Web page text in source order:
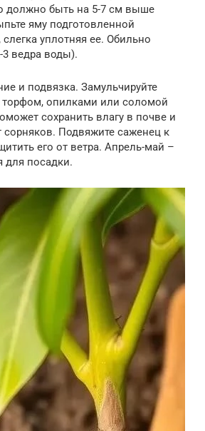
должно быть на 5-7 см выше
яму подготовленной
уплотняя ее. Обильно
3 ведра воды).
и подвязка. Замульчируйте
торфом, опилками или соломой
сохранить влагу в почве и
сорняков. Подвяжите саженец к
его от ветра. Апрель-май –
для посадки.